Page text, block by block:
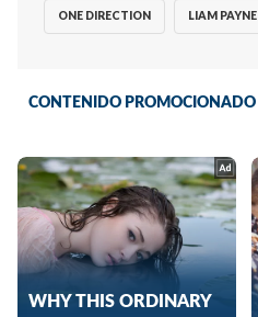
ONE DIRECTION LIAM PAYNE